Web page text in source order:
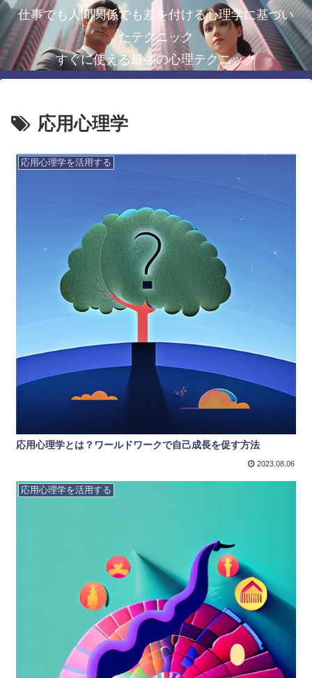
仕事でも人間関係でも差を付ける心理学に基づい
たテクニック
すぐに使える最強の心理テクニック
応用心理学
応用心理学を活用する
応用心理学とは？ワールドワークで自己成長を促す方法
2023.08.06
応用心理学を活用する